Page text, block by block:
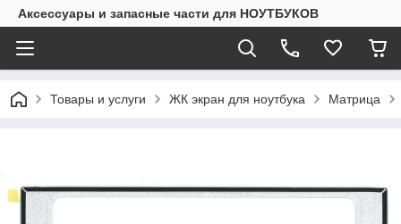
Аксессуары и запасные части для НОУТБУКОВ
Товары и услуги ЖК экран для ноутбука Матрица